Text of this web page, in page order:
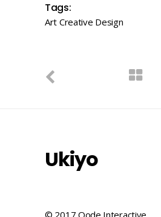
Tags:
Art Creative Design
Ukiyo